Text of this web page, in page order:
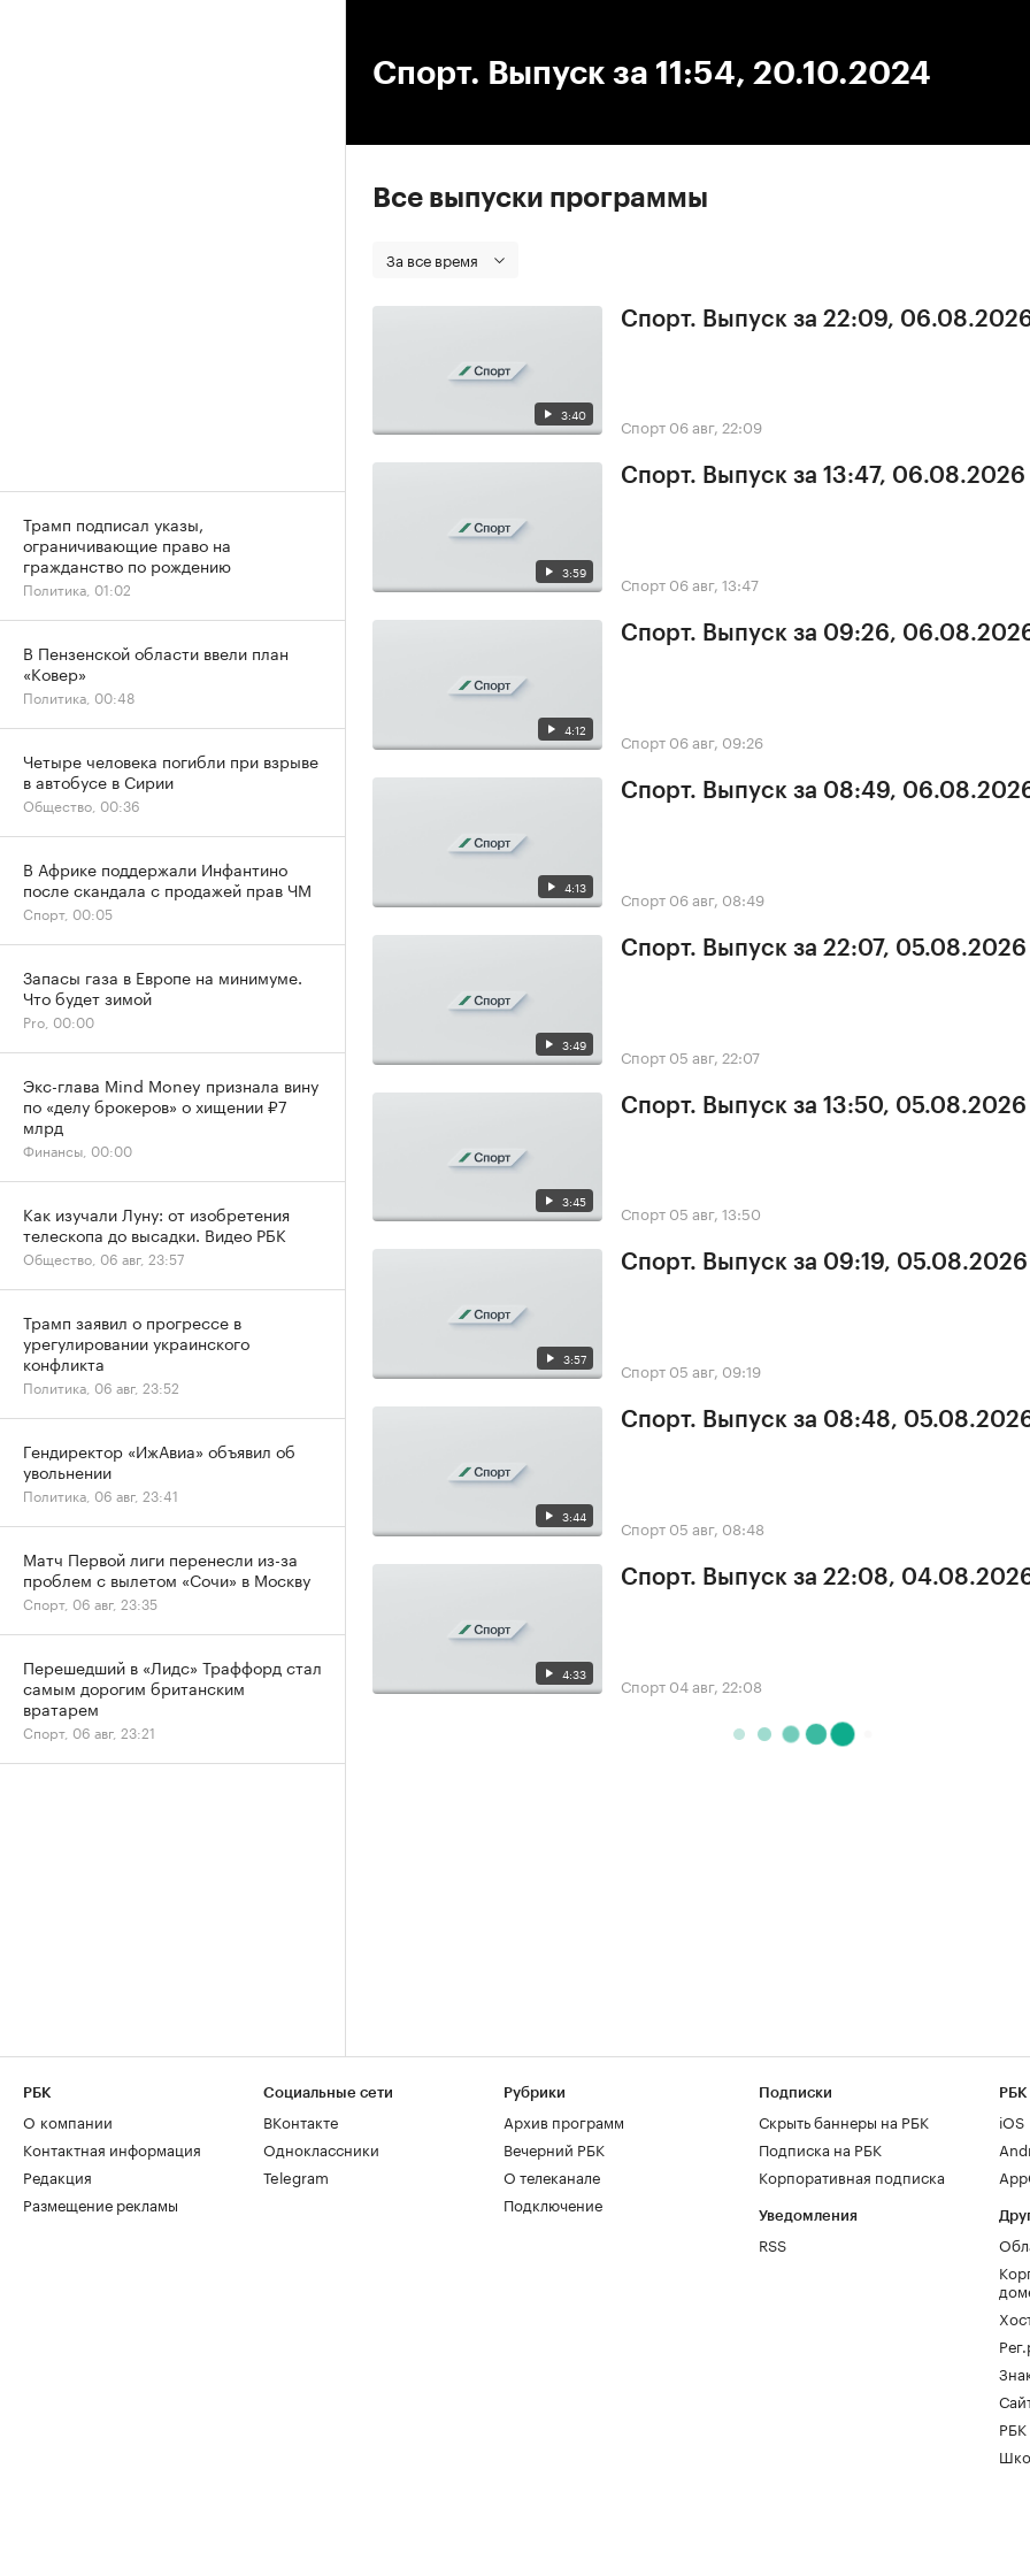
Спорт. Выпуск за 11:54, 20.10.2024
Все выпуски программы
За все время
3:40
Спорт. Выпуск за 22:09,
Спорт 06 авг, 22:09
3:59
Спорт. Выпуск за 13:47, 06.08.2026
Спорт 06 авг, 13:47
4:12
Спорт. Выпуск за 09:26,
Спорт 06 авг, 09:26
4:13
Спорт. Выпуск за 08:49,
Спорт 06 авг, 08:49
3:49
Спорт. Выпуск за 22:07, 05.08.2026
Спорт 05 авг, 22:07
3:45
Спорт. Выпуск за 13:50, 05.08.2026
Спорт 05 авг, 13:50
3:57
Спорт. Выпуск за 09:19, 05.08.2026
Спорт 05 авг, 09:19
3:44
Спорт. Выпуск за 08:48,
Спорт 05 авг, 08:48
4:33
Спорт. Выпуск за 22:08,
Спорт 04 авг, 22:08
Трамп подписал указы,
ограничивающие право на
гражданство по рождению
Политика, 01:02
В Пензенской области ввели план
«Ковер»
Политика, 00:48
Четыре человека погибли при взрыве
в автобусе в Сирии
Общество, 00:36
В Африке поддержали Инфантино
после скандала с продажей прав ЧМ
Спорт, 00:05
Запасы газа в Европе на минимуме.
Что будет зимой
Pro, 00:00
Экс-глава Mind Money признала вину
по «делу брокеров» о хищении ₽7
млрд
Финансы, 00:00
Как изучали Луну: от изобретения
телескопа до высадки. Видео РБК
Общество, 06 авг, 23:57
Трамп заявил о прогрессе в
урегулировании украинского
конфликта
Политика, 06 авг, 23:52
Гендиректор «ИжАвиа» объявил об
увольнении
Политика, 06 авг, 23:41
Матч Первой лиги перенесли из-за
проблем с вылетом «Сочи» в Москву
Спорт, 06 авг, 23:35
Перешедший в «Лидс» Траффорд стал
самым дорогим британским
вратарем
Спорт, 06 авг, 23:21
РБК
О компании
Контактная информация
Редакция
Размещение рекламы
Социальные сети
ВКонтакте
Одноклассники
Telegram
Рубрики
Архив программ
Вечерний РБК
О телеканале
Подключение
Подписки
Скрыть баннеры на РБК
Подписка на РБК
Корпоративная подписка
Уведомления
RSS
РБК
iOS